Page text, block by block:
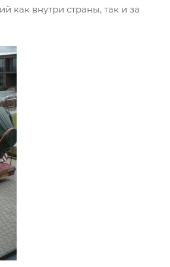
как внутри страны, так и за